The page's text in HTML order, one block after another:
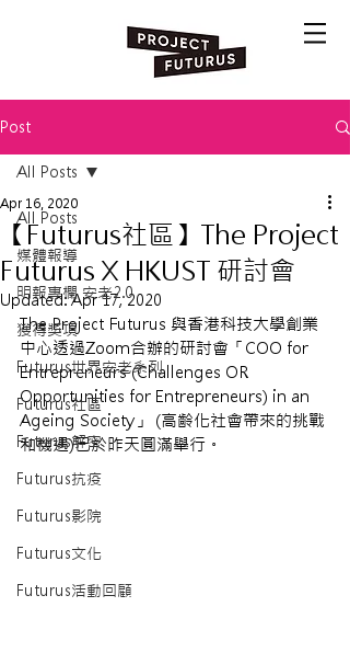
Post
All Posts
媒體報導
明報專欄 安老2.0
獲得獎項
Futurus世界安老系列
Futurus社區
Futurus解密
Futurus抗疫
Futurus影院
Futurus文化
Futurus活動回顧
All Posts
【Futurus社區】The Project
Futurus X HKUST 研討會
Apr 16, 2020
Updated:Apr 17, 2020
The Project Futurus 與香港科技大學創業
中心透過Zoom合辦的研討會「COO for
Entrepreneurs (Challenges OR
Opportunities for Entrepreneurs) in an
Ageing Society」 (高齡化社會帶來的挑戰
和機遇)已於昨天圓滿舉行。